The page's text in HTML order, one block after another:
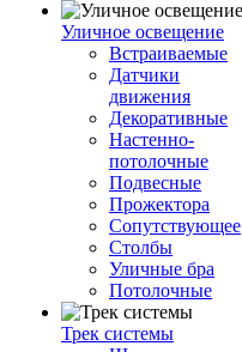
Уличное освещение
Встраиваемые
Датчики
движения
Декоративные
Настенно-
потолочные
Подвесные
Прожектора
Сопутствующее
Столбы
Уличные бра
Потолочные
Трек системы